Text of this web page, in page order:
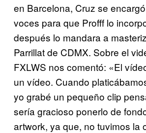
en Barcelona, Cruz se
voces para que Profff lo
después lo mandara a
Parrillat de CDMX. Sobre el
FXLWS nos comentó: «El
un vídeo. Cuando
yo grabé un pequeño clip
sería gracioso ponerlo de
artwork, ya que, no tuvimos la